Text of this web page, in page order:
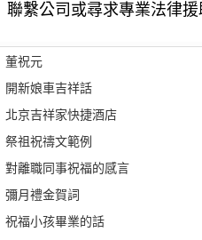
聯繫公司或尋求專業法律援
董祝元
開新娘車吉祥話
北京吉祥家快捷酒店
祭祖祝禱文範例
對離職同事祝福的感言
彌月禮金賀詞
祝福小孩畢業的話